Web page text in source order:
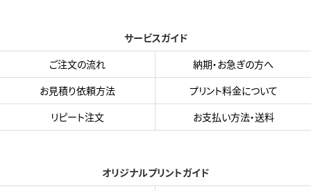
サービスガイド
ご注文の流れ
納期・お急ぎの方へ
お見積り依頼方法
プリント料金について
リピート注文
お支払い方法・送料
オリジナルプリントガイド